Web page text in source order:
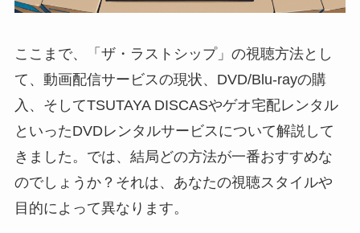
ここまで、「ザ・ラストシップ」の視聴方法とし
て、動画配信サービスの現状、DVD/Blu-rayの購
入、そしてTSUTAYA DISCASやゲオ宅配レンタル
といったDVDレンタルサービスについて解説して
きました。では、結局どの方法が一番おすすめな
のでしょうか？それは、あなたの視聴スタイルや
目的によって異なります。